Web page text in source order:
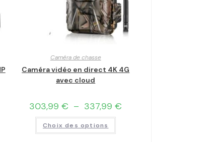
Caméra de chasse
Caméra vidéo en direct 4K 4G
avec cloud
303,99€ – 337,99€
Choix des options